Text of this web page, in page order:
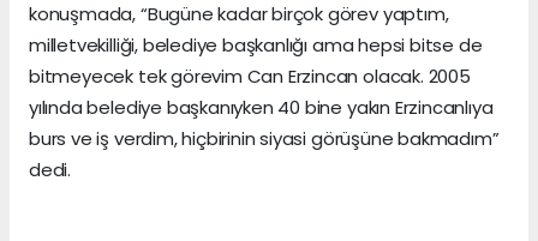
konuşmada, “Bugüne kadar birçok görev yaptım,
milletvekilliği, belediye başkanlığı ama hepsi bitse de
bitmeyecek tek görevim Can Erzincan olacak. 2005
yılında belediye başkanıyken 40 bine yakın Erzincanlıya
burs ve iş verdim, hiçbirinin siyasi görüşüne bakmadım”
dedi.